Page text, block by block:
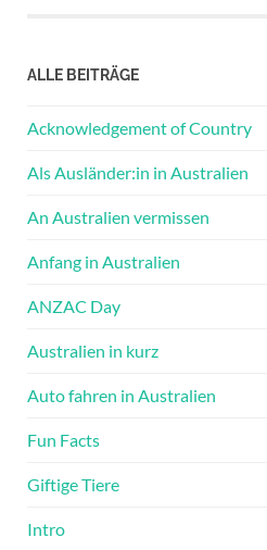
ALLE BEITRÄGE
Acknowledgement of Country
Als Ausländer:in in Australien
An Australien vermissen
Anfang in Australien
ANZAC Day
Australien in kurz
Auto fahren in Australien
Fun Facts
Giftige Tiere
Intro